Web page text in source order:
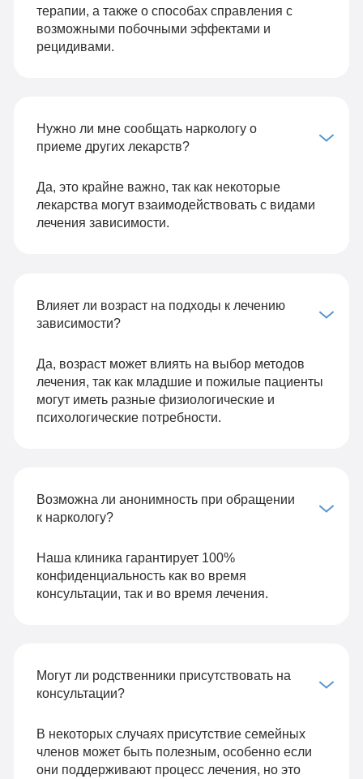
терапии, а также о способах справления с
возможными побочными эффектами и
рецидивами.
Нужно ли мне сообщать наркологу о
приеме других лекарств?
Да, это крайне важно, так как некоторые
лекарства могут взаимодействовать с видами
лечения зависимости.
Влияет ли возраст на подходы к лечению
зависимости?
Да, возраст может влиять на выбор методов
лечения, так как младшие и пожилые пациенты
могут иметь разные физиологические и
психологические потребности.
Возможна ли анонимность при обращении
к наркологу?
Наша клиника гарантирует 100%
конфиденциальность как во время
консультации, так и во время лечения.
Могут ли родственники присутствовать на
консультации?
В некоторых случаях присутствие семейных
членов может быть полезным, особенно если
они поддерживают процесс лечения, но это